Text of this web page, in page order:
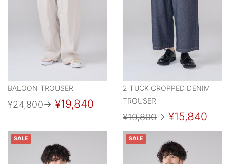
BALOON TROUSER
¥24,800→ ¥19,840
2 TUCK CROPPED DENIM
TROUSER
¥19,800→ ¥15,840
SALE SALE